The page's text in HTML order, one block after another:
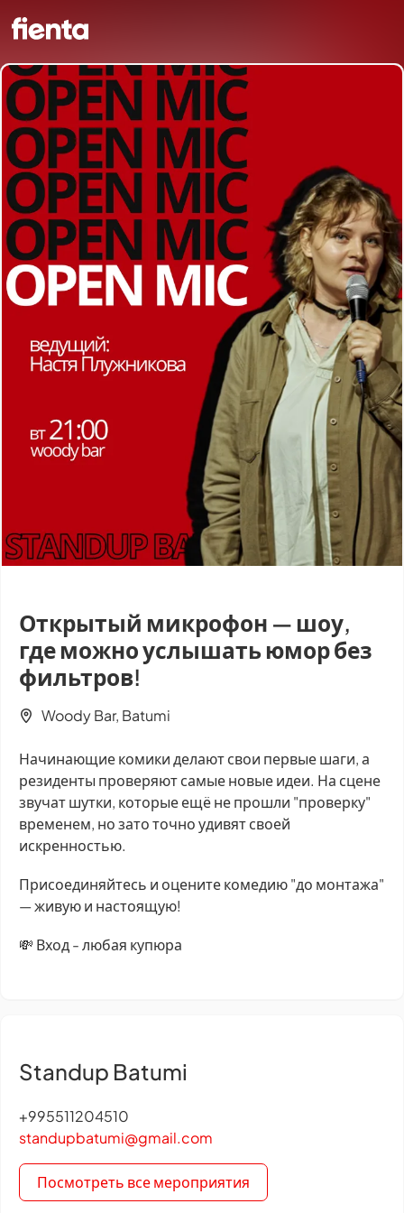
Открытый микрофон — шоу,
где можно услышать юмор без
фильтров!
Woody Bar, Batumi
Начинающие комики делают свои первые шаги, а
резиденты проверяют самые новые идеи. На сцене
звучат шутки, которые ещё не прошли "проверку"
временем, но зато точно удивят своей
искренностью.
Присоединяйтесь и оцените комедию "до монтажа"
— живую и настоящую!
💸 Вход - любая купюра
Standup Batumi
+995511204510
standupbatumi@gmail.com
Посмотреть все мероприятия